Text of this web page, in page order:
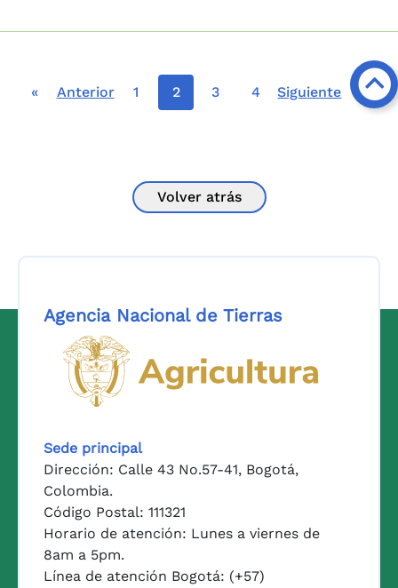
Paginación
Primera página
« Página anterior
Anterior Página
1 Página actual
2 Página
3 Página
4 Siguiente página
Siguiente »
Volver atrás
Agencia Nacional de Tierras
Sede principal
Dirección: Calle 43 No.57-41, Bogotá,
Colombia.
Código Postal: 111321
Horario de atención: Lunes a viernes de
8am a 5pm.
Línea de atención Bogotá: (+57)